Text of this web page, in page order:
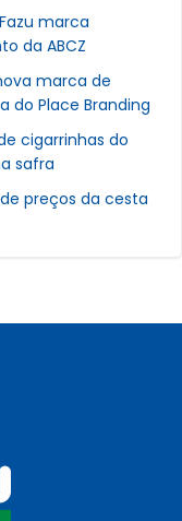
marca
da ABCZ
marca de
do Place Branding
cigarrinhas do
safra
preços da cesta